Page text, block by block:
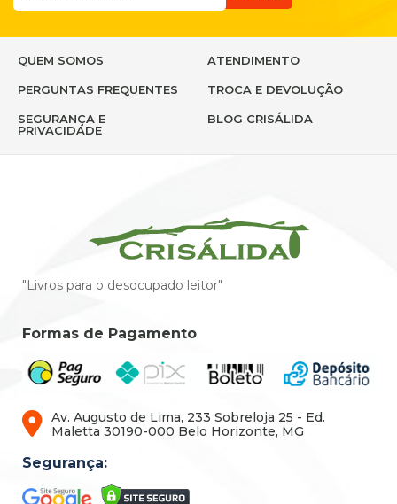
QUEM SOMOS ATENDIMENTO
PERGUNTAS FREQUENTES TROCA E DEVOLUÇÃO
SEGURANÇA E
PRIVACIDADE
BLOG CRISÁLIDA
"Livros para o desocupado leitor"
Formas de Pagamento
Av. Augusto de Lima, 233 Sobreloja 25 - Ed.
Maletta 30190-000 Belo Horizonte, MG
Segurança: